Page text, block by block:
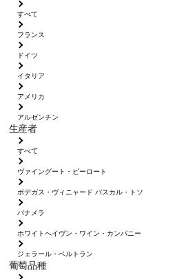
すべて
フランス
ドイツ
イタリア
アメリカ
アルゼンチン
生産者
すべて
ヴァイングート・ピーロート
ボデガス・ヴィニャード パスカル・トソ
パナメラ
ホワイトへイヴン・ワイン・カンパニー
ジェラール・ベルトラン
葡萄品種